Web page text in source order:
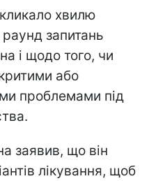
хвилю
запитань
і щодо того, чи
або
проблемами під
заявив, що він
лікування, щоб